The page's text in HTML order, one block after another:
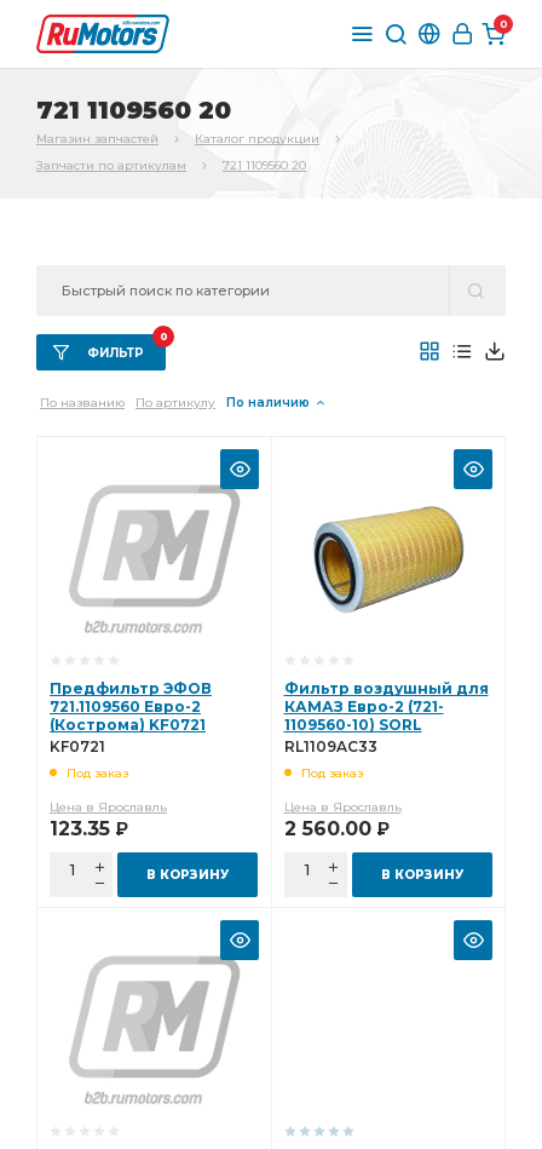
0
721 1109560 20
Магазин запчастей
Каталог продукции
Запчасти по артикулам
721 1109560 20
ФИЛЬТР
0
По названию По артикулу По наличию
Предфильтр ЭФОВ
721.1109560 Евро-2
(Кострома) KF0721
KF0721
Под заказ
Цена в Ярославль
123.35 Р
В КОРЗИНУ
Фильтр воздушный для
КАМАЗ Евро-2 (721-
1109560-10) SORL
RL1109AC33
RL1109AC33
Под заказ
Цена в Ярославль
2 560.00 Р
В КОРЗИНУ